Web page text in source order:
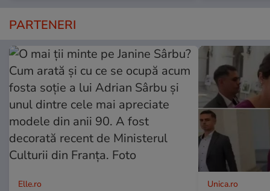
PARTENERI
Elle.ro Unica.ro